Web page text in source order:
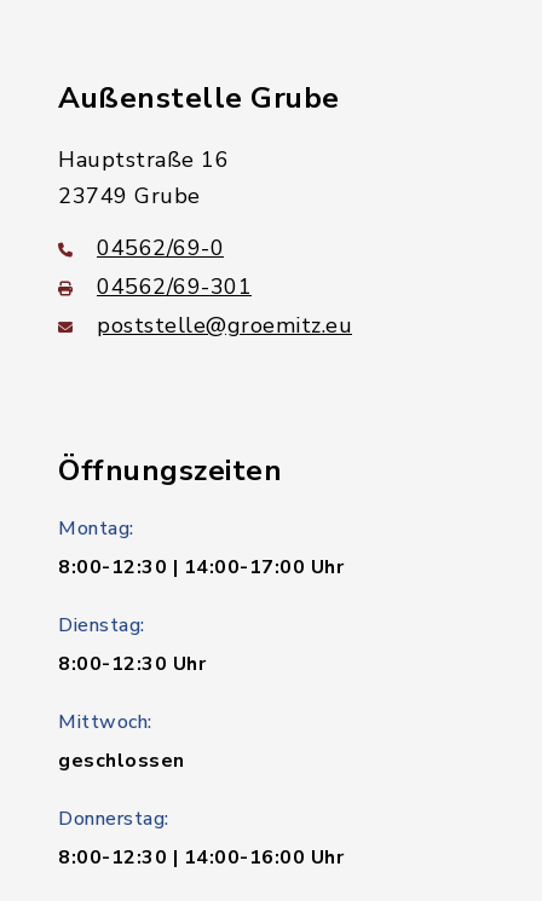
Außenstelle Grube
Hauptstraße 16
23749 Grube
04562/69-0
04562/69-301
poststelle@groemitz.eu
Öffnungszeiten
Montag:
8:00-12:30 | 14:00-17:00 Uhr
Dienstag:
8:00-12:30 Uhr
Mittwoch:
geschlossen
Donnerstag:
8:00-12:30 | 14:00-16:00 Uhr